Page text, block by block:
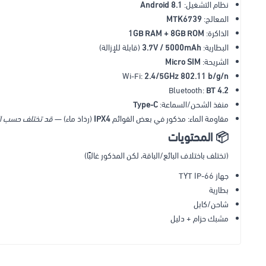
نظام التشغيل: Android 8.1
المعالج:MTK6739
الذاكرة: 1GB RAM + 8GB ROM
البطارية: 3.7V / 5000mAh (قابلة للإزالة)
الشريحة: Micro SIM
Wi-Fi:2.4/5GHz 802.11 b/g/n
Bluetooth:BT 4.2
منفذ الشحن/السماعة:Type-C
مقاومة الماء: مذكور في بعض القوائمIPX4 (رذاذ ماء) —قد تختلف حسب
📦 المحتويات
(تختلف باختلاف البائع/الباقة، لكن المذكور غالبًا)
جهاز TYT IP-66
بطارية
شاحن/كابل
مشبك حزام + دليل